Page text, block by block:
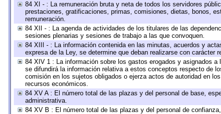
84 XI - : La remuneración bruta y neta de todos los servidores
prestaciones, gratificaciones, primas, comisiones, dietas, bonos,
remuneración.
84 XII - : La agenda de actividades de los titulares de las
sesiones plenarias y sesiones de trabajo a las que convoquen.
84 XIII - : La información contenida en las minutas, acuerdos y
expresa de la Ley, se determine que deban realizarse con carácter
84 XIV 1 : La información sobre los gastos erogados y asignados
se difundirá la información relativa a estos conceptos respecto de
comisión en los sujetos obligados o ejerza actos de autoridad en
recursos económicos.
84 XV A : El número total de las plazas y del personal de base,
administrativa.
84 XV B : El número total de las plazas y del personal de